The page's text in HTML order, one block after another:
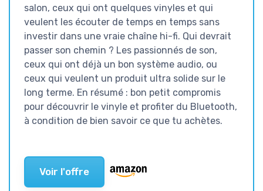
salon, ceux qui ont quelques vinyles et qui
veulent les écouter de temps en temps sans
investir dans une vraie chaîne hi-fi. Qui devrait
passer son chemin ? Les passionnés de son,
ceux qui ont déjà un bon système audio, ou
ceux qui veulent un produit ultra solide sur le
long terme. En résumé : bon petit compromis
pour découvrir le vinyle et profiter du Bluetooth,
à condition de bien savoir ce que tu achètes.
Voir l'offre